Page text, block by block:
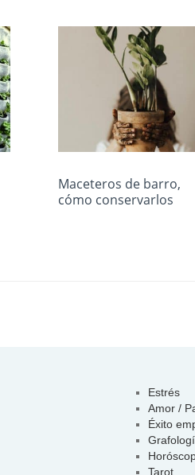
Maceteros de barro,
cómo conservarlos
Estrés
Amor /
Éxito
Tarot